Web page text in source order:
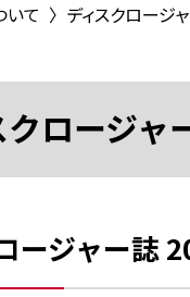
いて 〉 ディスクロージ
クロージャ
ージャー誌